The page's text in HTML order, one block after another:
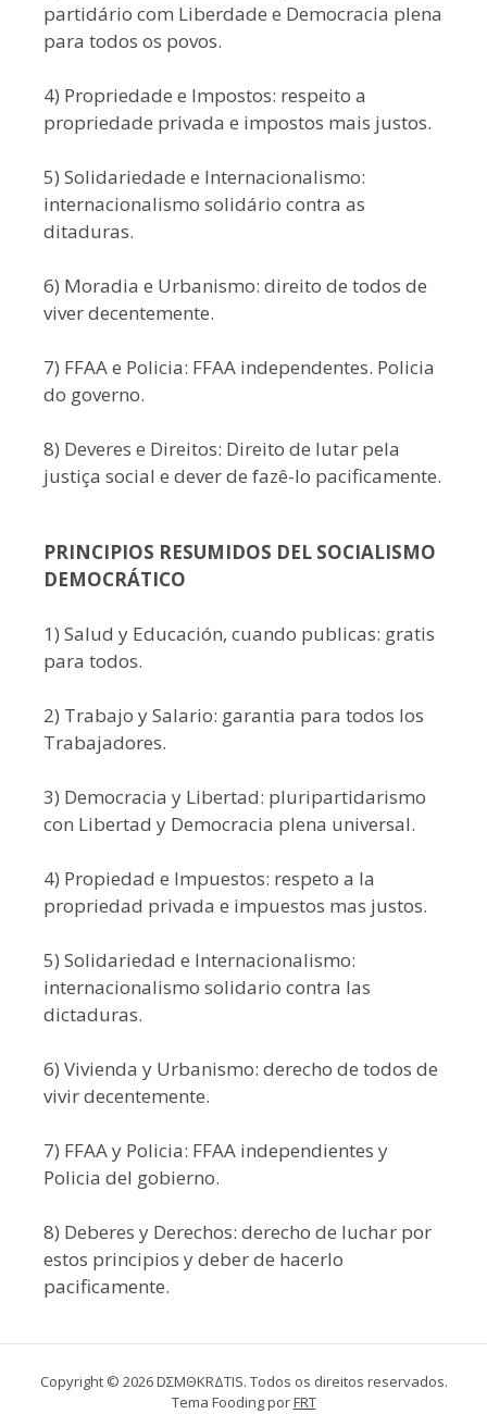
partidário com Liberdade e Democracia plena
para todos os povos.
4) Propriedade e Impostos: respeito a
propriedade privada e impostos mais justos.
5) Solidariedade e Internacionalismo:
internacionalismo solidário contra as
ditaduras.
6) Moradia e Urbanismo: direito de todos de
viver decentemente.
7) FFAA e Policia: FFAA independentes. Policia
do governo.
8) Deveres e Direitos: Direito de lutar pela
justiça social e dever de fazê-lo pacificamente.
PRINCIPIOS RESUMIDOS DEL SOCIALISMO
DEMOCRÁTICO
1) Salud y Educación, cuando publicas: gratis
para todos.
2) Trabajo y Salario: garantia para todos los
Trabajadores.
3) Democracia y Libertad: pluripartidarismo
con Libertad y Democracia plena universal.
4) Propiedad e Impuestos: respeto a la
propriedad privada e impuestos mas justos.
5) Solidariedad e Internacionalismo:
internacionalismo solidario contra las
dictaduras.
6) Vivienda y Urbanismo: derecho de todos de
vivir decentemente.
7) FFAA y Policia: FFAA independientes y
Policia del gobierno.
8) Deberes y Derechos: derecho de luchar por
estos principios y deber de hacerlo
pacificamente.
Copyright © 2026 DΣMΘKRΔTIS. Todos os direitos reservados.
Tema Fooding porFRT